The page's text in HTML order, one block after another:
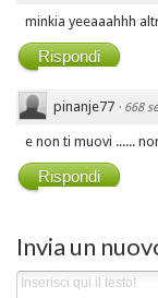
minkia yeeaaahhh
Rispondi
pinanje77 · 668
e non ti muovi ......
Rispondi
Invia un